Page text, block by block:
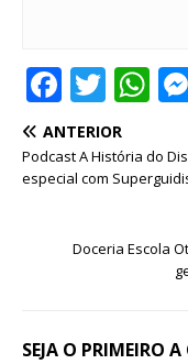
F
a
c
e
o
k
T
w
it
te
W
at
s
p
ANTERIOR
Podcast A História do
especial com
Doceria Escola
SEJA O PRIMEIRO